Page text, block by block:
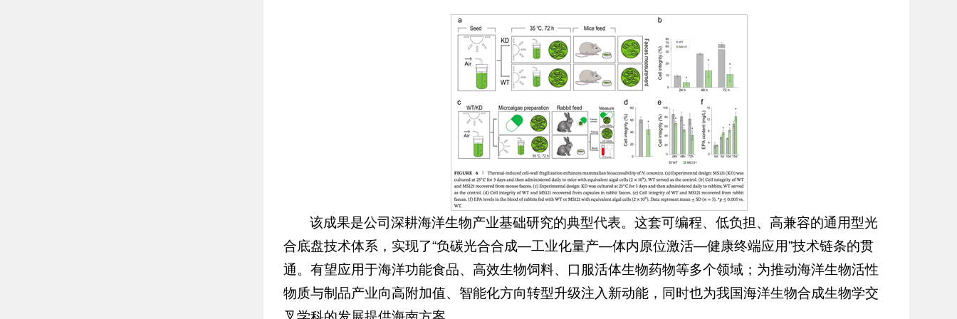
该成果是公司深耕海洋生物产业基础研究的典型代表。这套可编程、低负担、高兼容的通用型光
合底盘技术体系，实现了“负碳光合合成—工业化量产—体内原位激活—健康终端应用”技术链条的贯
通。有望应用于海洋功能食品、高效生物饲料、口服活体生物药物等多个领域；为推动海洋生物活性
物质与制品产业向高附加值、智能化方向转型升级注入新动能，同时也为我国海洋生物合成生物学交